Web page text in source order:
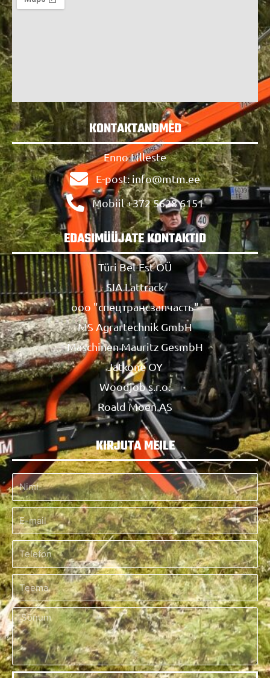
KONTAKTANDMED
Enno Lilleste
E-post: info@mtm.ee
Mobiil +372 5628 6151
EDASIMÜÜJATE KONTAKTID
Türi Bel-Est OÜ
SIA Lattrack
ооо "спецтрансзапчасть"
MS Agrartechnik GmbH
Maschinen Mauritz GesmbH
Jatkone OY
Woodjob s.r.o.
Roald Moen AS
KIRJUTA MEILE